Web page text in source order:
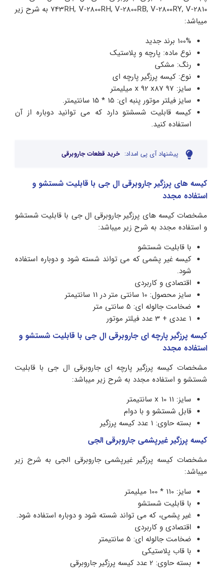
743RH, V-2800RH, V-2800RB, V-2800RY, V-2810 به شرح زیر
میباشد:
100% برند جدید
نوع ماده: پارچه و پلاستیک
رنگ: مشکی
نوع: کیسه پرزگیر پارچه ای
سایز: 97 x 92 x87 میلیمتر
سایز فیلتر موتور پنبه ای: 15 * 15 سانتیمتر.
کیسه قابلیت شسشتو دارد که می توانید دوباره از آن
استفاده کنید.
پیشنهاد آی پی امداد: خرید قطعات جاروبرقی
کیسه های پرزگیر جاروبرقی ال جی با قابلیت شستشو و
استفاده مجدد
مشخصات کیسه های پرزگیر جاروبرقی ال جی با قابلیت شستشو
و استفاده مجدد به شرح زیر میباشد:
با قابلیت شستشو
کیسه غیر پشمی که می تواند شسته شود و دوباره استفاده
شود.
اقتصادی و کاربردی
سایز محصول: 10 سانتی متر در 11 سانتیمتر
ضخامت جالوله ای: 5 سانتی متر
1 عددی + 3 عدد فیلتر موتور
کیسه پرزگیر پارچه ای جاروبرقی ال جی با قابلیت شستشو و
استفاده مجدد
مشخصات کیسه پرزگیر پارچه ای جاروبرقی ال جی با قابلیت
شستشو و استفاده مجدد به شرح زیر میباشد:
سایز: 11 x 10 سانتیمتر
قابل شستشو و با دوام
بسته حاوی: 1 عدد کیسه پرزگیر
کیسه پرزگیر غیرپشمی جاروبرقی الجی
مشخصات کیسه پرزگیر غیرپشمی جاروبرقی الجی به شرح زیر
میباشد:
سایز: 110 * 100 میلیمتر
با قابلیت شستشو
غیر پشمی، که می تواند شسته شود و دوباره استفاده شود.
اقتصادی و کاربردی
ضخامت جالوله ای: 5 سانتیمتر
با قاب پلاستیکی
بسته حاوی: 2 عدد کیسه پرزگیر جاروبرقی